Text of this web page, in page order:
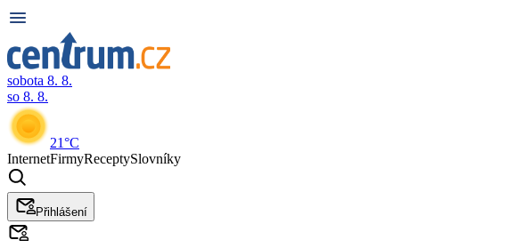
sobota 8. 8.
so 8. 8.
21°C
InternetFirmyReceptySlovníky
Přihlášení